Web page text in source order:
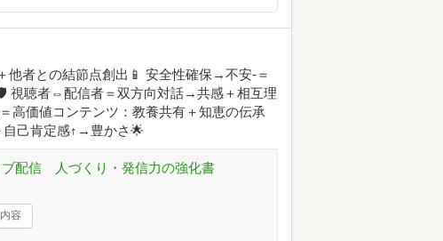
他者との結節点創出📱 安全性確保→不安-＝
視聴者⇔配信者＝双方向対話→共感＋相互理
高価値コンテンツ：教養共有＋知恵の伝承
自己肯定感↑→豊かさ🌟
配信 人づくり・発信力の強化書
容